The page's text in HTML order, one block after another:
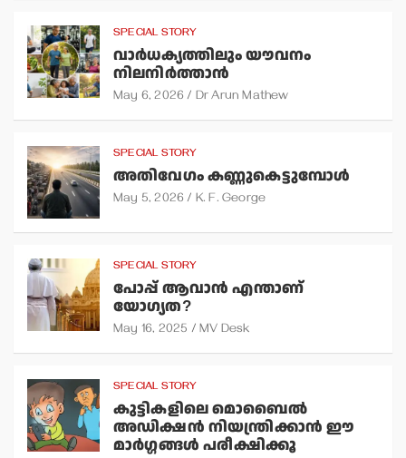
SPECIAL STORY
വാര്‍ധക്യത്തിലും യൗവനം
നിലനിര്‍ത്താന്‍
May 6, 2026 Dr Arun Mathew
SPECIAL STORY
അതിവേഗം കണ്ണുകെട്ടുമ്പോള്‍
May 5, 2026 K. F. George
SPECIAL STORY
പോപ്പ് ആവാന്‍ എന്താണ്
യോഗ്യത?
May 16, 2025 MV Desk
SPECIAL STORY
കുട്ടികളിലെ മൊബൈല്‍
അഡിക്ഷന്‍ നിയന്ത്രിക്കാന്‍ ഈ
മാര്‍ഗ്ഗങ്ങള്‍ പരീക്ഷിക്കൂ